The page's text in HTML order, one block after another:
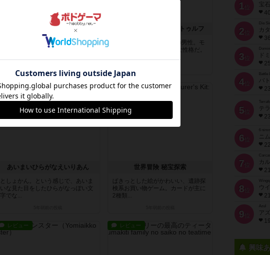
ZENタイル ベーシック
コンポーネントがとてもきれい。自
分の内面を振り返るために1人で遊
の投稿
みんなでメイキングクトゥルフ
主人公は探偵の山本(34)の男性。モ
デルのような外見で鈍感な性格だ。
レビュー
あいまいひらがなえいりあん
としょかん。という感じで、あいま
いな見た目をしたひらがなっぽい文
字でな...
レビュー
世界冒険 秘宝探索
ぱきっとした絵がかわいい、遺跡探
検系お買い物ゲーム。カードが主に
2種類...
レビュー レビュー
1 位
宝
2 位
Die
カ
3 位
ド
4位
Battle
バ
5 位
テ
6 位
ニ
7 位
カ
8 位
ウ
9 位
Azul
ア
興味